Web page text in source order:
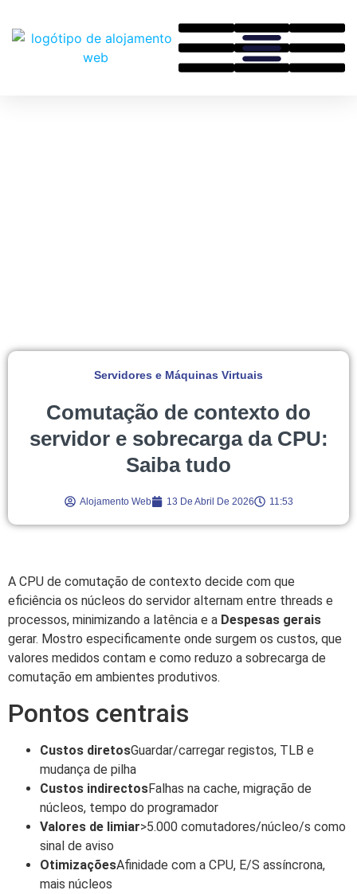
Servidores e Máquinas Virtuais
Comutação de contexto do
servidor e sobrecarga da CPU:
Saiba tudo
Alojamento Web 13 De Abril De 2026 11:53
A CPU de comutação de contexto decide com que
eficiência os núcleos do servidor alternam entre threads e
processos, minimizando a latência e a Despesas gerais
gerar. Mostro especificamente onde surgem os custos, que
valores medidos contam e como reduzo a sobrecarga de
comutação em ambientes produtivos.
Pontos centrais
Custos diretosGuardar/carregar registos, TLB e
mudança de pilha
Custos indirectosFalhas na cache, migração de
núcleos, tempo do programador
Valores de limiar>5.000 comutadores/núcleo/s como
sinal de aviso
OtimizaçõesAfinidade com a CPU, E/S assíncrona,
mais núcleos